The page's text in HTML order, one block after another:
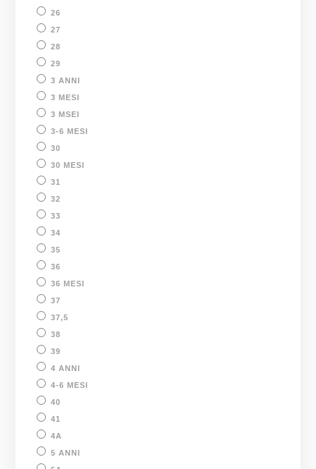
26
27
28
29
3 ANNI
3 MESI
3 MSEI
3-6 MESI
30
30 MESI
31
32
33
34
35
36
36 MESI
37
37,5
38
39
4 ANNI
4-6 MESI
40
41
4A
5 ANNI